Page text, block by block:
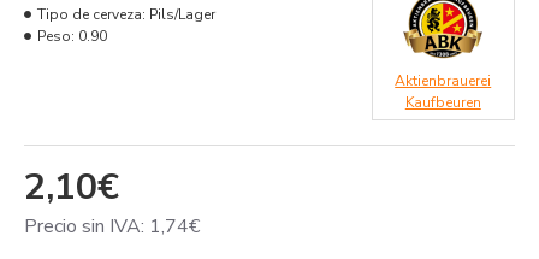
2,10€
Precio sin IVA: 1,74€
Tipo de cerveza: Pils/Lager
Peso: 0.90
Aktienbrauerei
Kaufbeuren